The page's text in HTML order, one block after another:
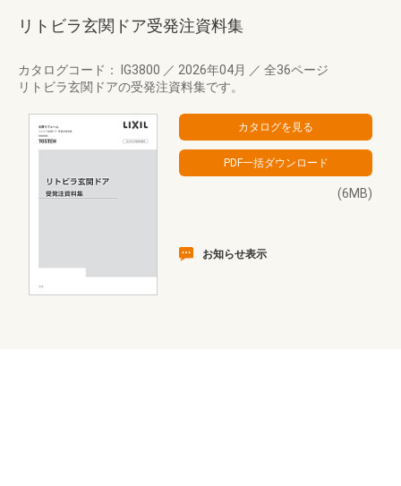
リトビラ玄関ドア受発注資料集
カタログコード： IG3800 ／ 2026年04月 ／ 全36ページ
リトビラ玄関ドアの受発注資料集です。
(6MB)
お知らせ表示